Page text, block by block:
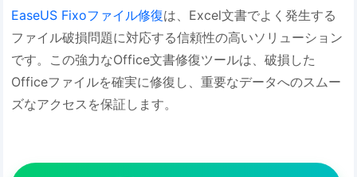
EaseUS Fixoファイル修復は、Excel文書でよく発生する
ファイル破損問題に対応する信頼性の高いソリューション
です。この強力なOffice文書修復ツールは、破損した
Officeファイルを確実に修復し、重要なデータへのスムー
ズなアクセスを保証します。